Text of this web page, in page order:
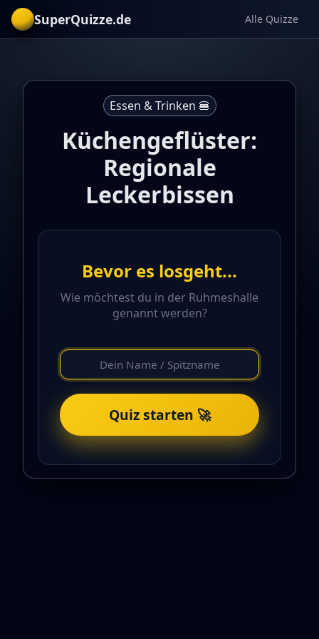
SuperQuizze.de Alle Quizze
Essen & Trinken 🍔
Küchengeflüster:
Regionale
Leckerbissen
Bevor es losgeht...
Wie möchtest du in der Ruhmeshalle
genannt werden?
Quiz starten 🚀